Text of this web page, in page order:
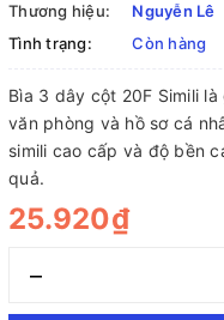
Thương hiệu:
Nguyễn Lê
Tình trạng:
Còn hàng
Bìa 3 dây cột 20F Simili
văn phòng và hồ sơ cá
simili cao cấp và độ bền
quả.
25.920₫
–